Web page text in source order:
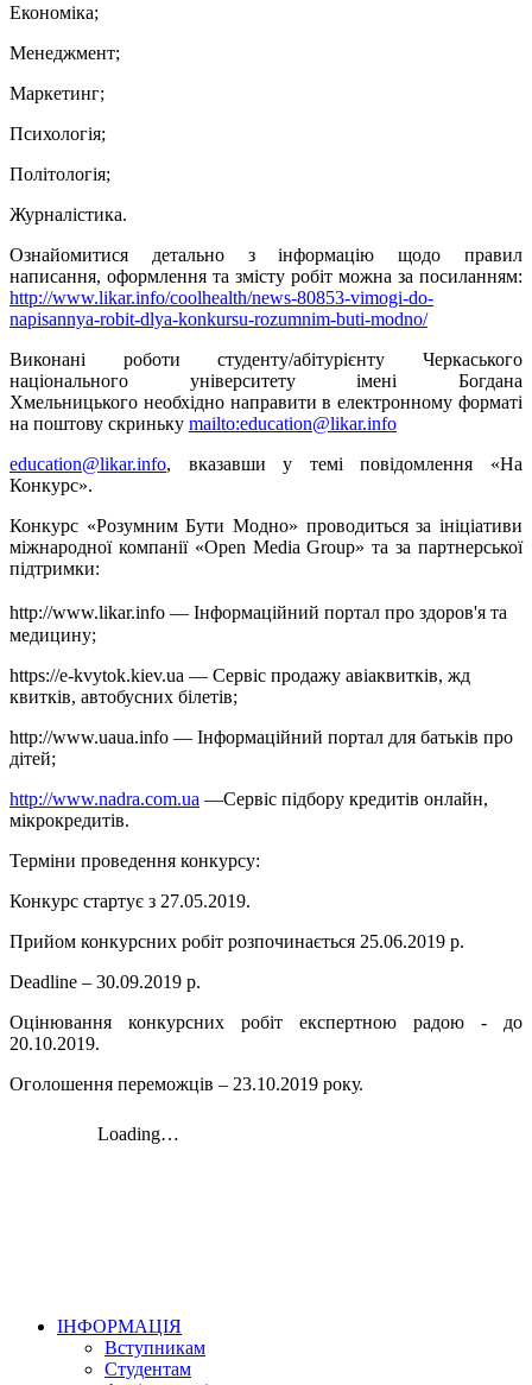
Економіка;
Менеджмент;
Маркетинг;
Психологія;
Політологія;
Журналістика.
Ознайомитися детально з інформацію щодо правил
написання, оформлення та змісту робіт можна за посиланням:
http://www.likar.info/coolhealth/news-80853-vimogi-do-
napisannya-robit-dlya-konkursu-rozumnim-buti-modno/
Виконані роботи студенту/абітурієнту Черкаського
національного університету імені Богдана
Хмельницького необхідно направити в електронному форматі
на поштову скриньку mailto:education@likar.info
education@likar.info, вказавши у темі повідомлення «На
Конкурс».
Конкурс «Розумним Бути Модно» проводиться за ініціативи
міжнародної компанії «Open Media Group» та за партнерської
підтримки:
http://www.likar.info — Інформаційний портал про здоров'я та
медицину;
https://e-kvytok.kiev.ua — Сервіс продажу авіаквитків, жд
квитків, автобусних білетів;
http://www.uaua.info — Інформаційний портал для батьків про
дітей;
http://www.nadra.com.ua —Сервіс підбору кредитів онлайн,
мікрокредитів.
Терміни проведення конкурсу:
Конкурс стартує з 27.05.2019.
Прийом конкурсних робіт розпочинається 25.06.2019 р.
Deadline – 30.09.2019 р.
Оцінювання конкурсних робіт експертною радою - до
20.10.2019.
Оголошення переможців – 23.10.2019 року.
ІНФОРМАЦІЯ
Вступникам
Студентам